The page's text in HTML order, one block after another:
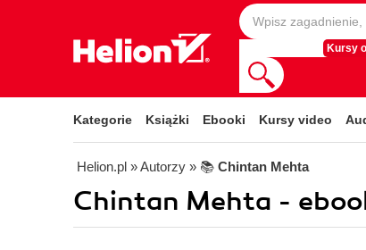
Kursy
Kategorie Książki Ebooki Kursy video
Helion.pl » Autorzy » 📚 Chintan Mehta
Chintan Mehta -